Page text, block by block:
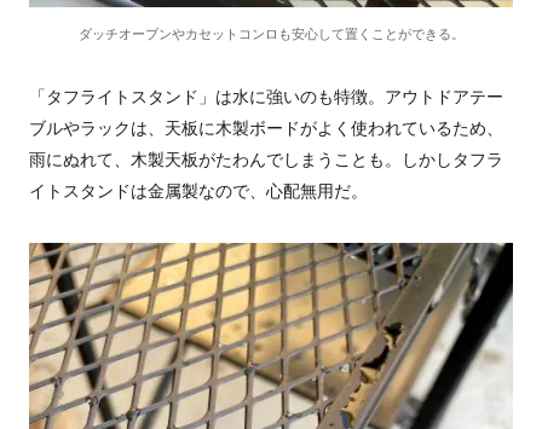
ダッチオーブンやカセットコンロも安心して置くことができる。
「タフライトスタンド」は水に強いのも特徴。アウトドアテー
ブルやラックは、天板に木製ボードがよく使われているため、
雨にぬれて、木製天板がたわんでしまうことも。しかしタフラ
イトスタンドは金属製なので、心配無用だ。